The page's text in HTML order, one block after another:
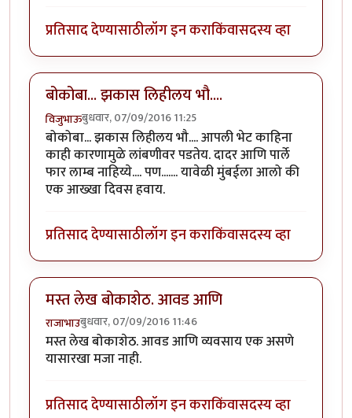
प्रतिसाद देण्यासाठीलॉग इन कराकिंवासदस्य व्हा
बोकोबा... झकास लिहीलय भौ....
विजुभाऊबुधवार, 07/09/2016 11:25
बोकोबा... झकास लिहीलय भौ.... आपली भेट काहिना
काही कारणामुळे लांबणीवर पडतेय. दादर आणि पार्ले
फार लाम्ब नाहिय्ये.... पण....... यावेळी मुंबईला आलो की
एक आख्खा दिवस हवाय.
प्रतिसाद देण्यासाठीलॉग इन कराकिंवासदस्य व्हा
मस्त लेख बोकाशेठ. आवड आणि
राजाभाउबुधवार, 07/09/2016 11:46
मस्त लेख बोकाशेठ. आवड आणि व्यवसाय एक असणे
यासारखा मजा नाही.
प्रतिसाद देण्यासाठीलॉग इन कराकिंवासदस्य व्हा